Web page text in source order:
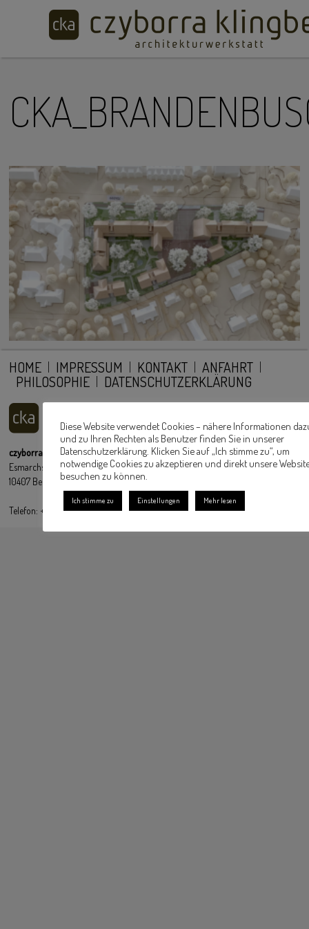
HOME IMPRESSUM KONTAKT
ANFAHRT
PHILOSOPHIE
DATENSCHUTZERKLÄRUNG
czyborra klingbeil architekturwerkstatt Partnerschaft mbB
Esmarchstraße 3
10407 Berlin
Telefon: +49 30 6396 51 54 51
Diese Website verwendet Cookies – nähere Informationen
und zu Ihren Rechten als Benutzer finden Sie in unserer
Datenschutzerklärung. Klicken Sie auf „Ich stimme zu“, um
notwendige Cookies zu akzeptieren und direkt unsere
besuchen zu können.
Ich stimme zu Einstellungen Mehr lesen